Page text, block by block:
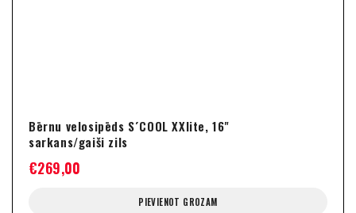
Bērnu velosipēds S´COOL XXlite, 16"
sarkans/gaiši zils
€269,00
PIEVIENOT GROZAM